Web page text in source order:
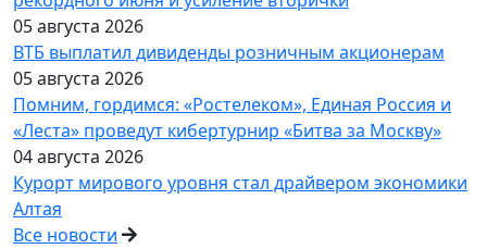
05 августа 2026
ВТБ выплатил дивиденды розничным акционерам
05 августа 2026
Помним, гордимся: «Ростелеком», Единая Россия и
«Леста» проведут кибертурнир «Битва за Москву»
04 августа 2026
Курорт мирового уровня стал драйвером экономики
Алтая
Все новости